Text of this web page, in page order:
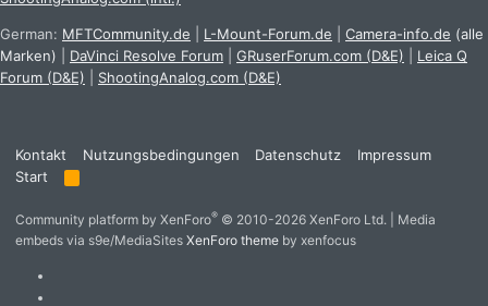
German: MFTCommunity.de L-Mount-Forum.de Camera-info.de (alle
Marken)
DaVinci Resolve Forum GRuserForum.com (D&E)
Leica Q
Forum (D&E)
ShootingAnalog.com (D&E)
Kontakt Nutzungsbedingungen Datenschutz
Impressum
Start
R
S
Community platform by XenForo® © 2010-2026 XenForo Ltd.
Media
embeds via s9e/MediaSites XenForo theme by xenfocus